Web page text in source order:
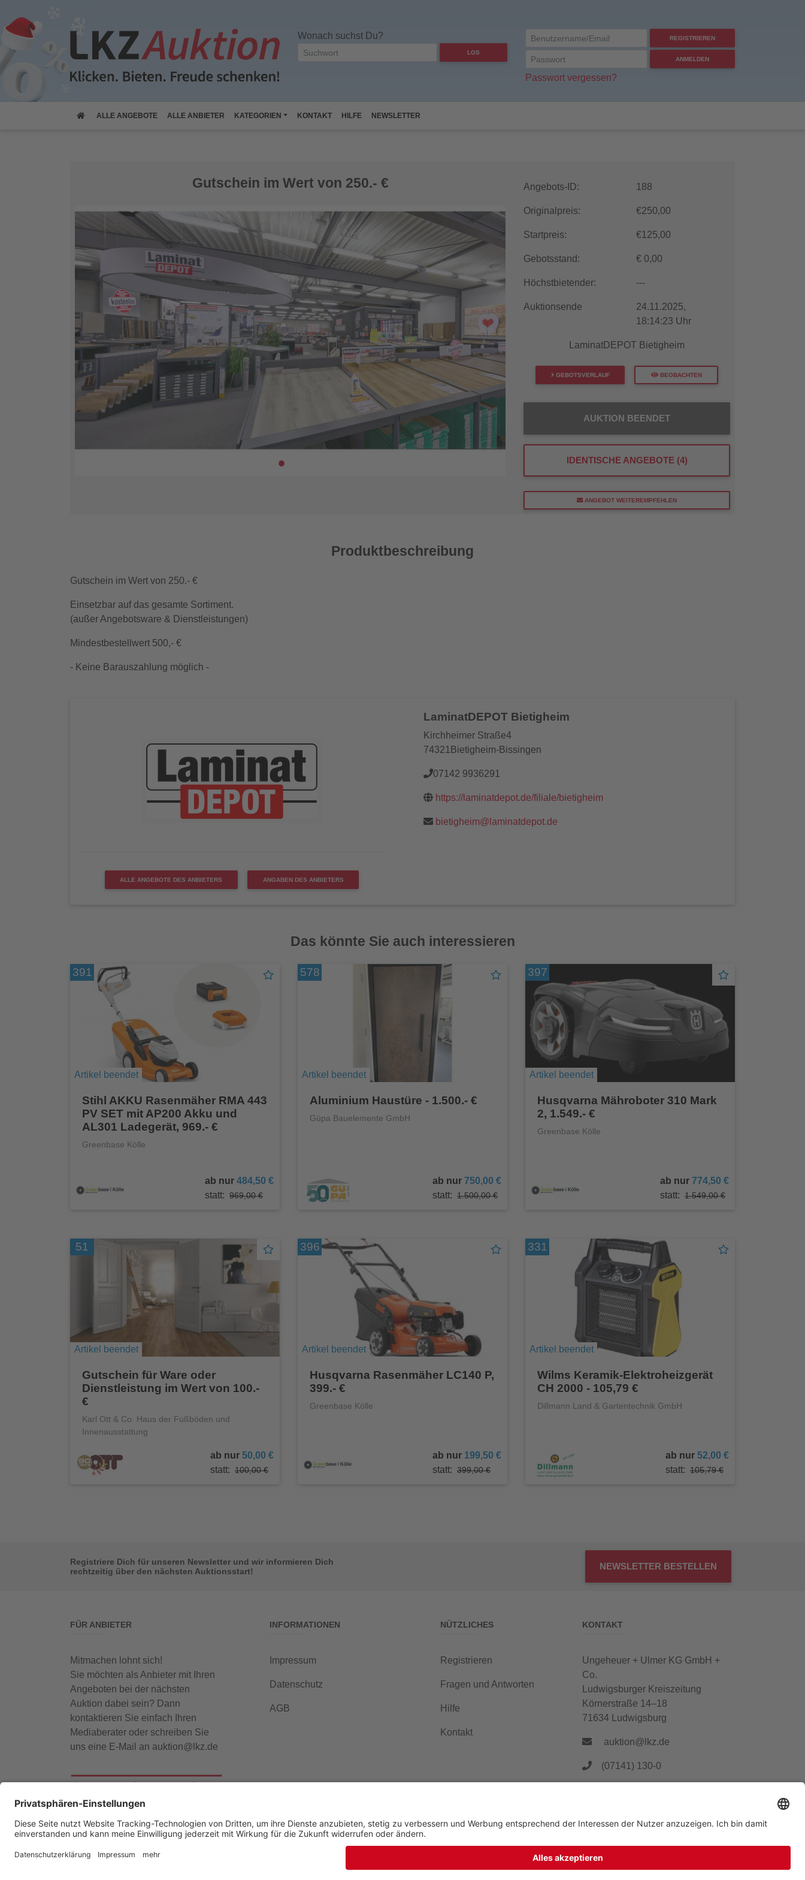
Wonach suchst Du?
LOS
REGISTRIEREN
ANMELDEN
Passwort vergessen?
(CURRENT)
ALLE ANGEBOTE ALLE ANBIETER KATEGORIEN KONTAKT HILFE NEWSLETTER
Gutschein im Wert von 250.- €
1
Angebots-ID: 188
Originalpreis: €250,00
Startpreis: €125,00
Gebotsstand: € 0,00
Höchstbietender: ---
Auktionsende
24.11.2025,
18:14:23 Uhr
LaminatDEPOT Bietigheim
GEBOTSVERLAUF BEOBACHTEN
AUKTION BEENDET
IDENTISCHE ANGEBOTE (4)
ANGEBOT WEITEREMPFEHLEN
Produktbeschreibung
Gutschein im Wert von 250.- €
Einsetzbar auf das gesamte Sortiment.
(außer Angebotsware & Dienstleistungen)
Mindestbestellwert 500,- €
- Keine Barauszahlung möglich -
ALLE ANGEBOTE DES ANBIETERS ANGABEN DES ANBIETERS
LaminatDEPOT Bietigheim
Kirchheimer Straße4
74321Bietigheim-Bissingen
07142 9936291
https://laminatdepot.de/filiale/bietigheim
bietigheim@laminatdepot.de
Das könnte Sie auch interessieren
391
Artikel beendet
Stihl AKKU Rasenmäher RMA 443
PV SET mit AP200 Akku und
AL301 Ladegerät, 969.- €
Greenbase Kölle
ab nur 484,50 €
statt: 969,00 €
578
Artikel beendet
Aluminium Haustüre - 1.500.- €
Güpa Bauelemente GmbH
ab nur 750,00 €
statt: 1.500,00 €
397
Artikel beendet
Husqvarna Mähroboter 310 Mark
2, 1.549.- €
Greenbase Kölle
ab nur 774,50 €
statt: 1.549,00 €
51
Artikel beendet
Gutschein für Ware oder
Dienstleistung im Wert von 100.-
€
Karl Ott & Co. Haus der Fußböden und
Innenausstattung
ab nur 50,00 €
statt: 100,00 €
396
Artikel beendet
Husqvarna Rasenmäher LC140 P,
399.- €
Greenbase Kölle
ab nur 199,50 €
statt: 399,00 €
331
Artikel beendet
Wilms Keramik-Elektroheizgerät
CH 2000 - 105,79 €
Dillmann Land & Gartentechnik GmbH
ab nur 52,00 €
statt: 105,79 €
Registriere Dich für unseren Newsletter und wir informieren Dich
rechtzeitig über den nächsten Auktionsstart!
NEWSLETTER BESTELLEN
FÜR ANBIETER
Mitmachen lohnt sich!
Sie möchten als Anbieter mit Ihren
Angeboten bei der nächsten
Auktion dabei sein? Dann
kontaktieren Sie einfach Ihren
Mediaberater oder schreiben Sie
uns eine E-Mail an auktion@lkz.de
INFORMATIONEN
Impressum
Datenschutz
AGB
NÜTZLICHES
Registrieren
Fragen und Antworten
Hilfe
Kontakt
KONTAKT
Ungeheuer + Ulmer KG GmbH +
Co.
Ludwigsburger Kreiszeitung
Körnerstraße 14–18
71634 Ludwigsburg
auktion@lkz.de
(07141) 130-0